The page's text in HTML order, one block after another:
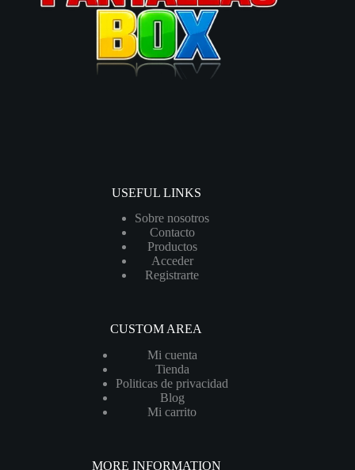
USEFUL LINKS
Sobre nosotros
Contacto
Productos
Acceder
Registrarte
CUSTOM AREA
Mi cuenta
Tienda
Politicas de privacidad
Blog
Mi carrito
MORE INFORMATION